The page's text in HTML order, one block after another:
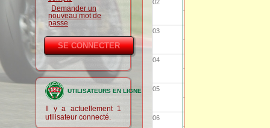
Demander un
nouveau mot de
passe
UTILISATEURS EN LIGNE
Il y a actuellement 1
utilisateur connecté.
02
03
04
05
06